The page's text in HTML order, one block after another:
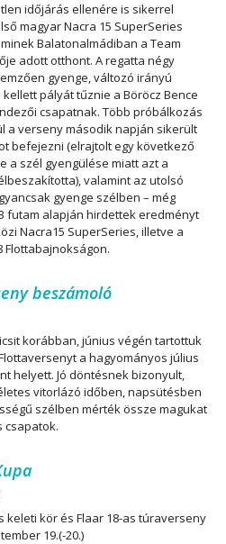
időjárás ellenére is sikerrel
magyar Nacra 15 SuperSeries
Balatonalmádiban a Team
adott otthont. A regatta négy
gyenge, változó irányú
pályát tűznie a Böröcz Bence
csapatnak. Több próbálkozás
a verseny második napján sikerült
befejezni (elrajtolt egy következő
a szél gyengülése miatt azt a
valamint az utolsó
gyenge szélben – még
futam alapján hirdettek eredményt
Nacra15 SuperSeries, illetve a
Flottabajnokságon.
beszámoló
korábban, június végén tartottuk
a hagyományos július
helyett. Jó döntésnek bizonyult,
vitorlázó időben, napsütésben
szélben mérték össze magukat
csapatok.
keleti kör és Flaar 18-as túraverseny
19.(-20.)